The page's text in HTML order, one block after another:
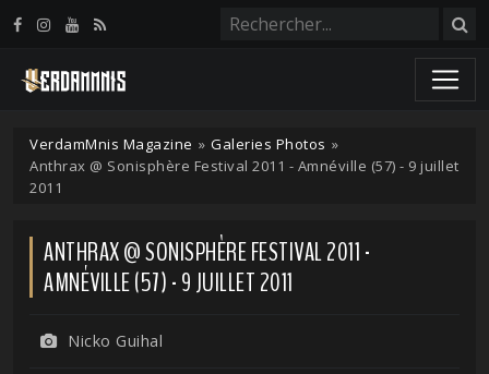
VerdamMnis Magazine » Galeries Photos »
Anthrax @ Sonisphère Festival 2011 - Amnéville (57) - 9 juillet
2011
ANTHRAX @ SONISPHÈRE FESTIVAL 2011 -
AMNÉVILLE (57) - 9 JUILLET 2011
Nicko Guihal
Panneau de gestion des cookies